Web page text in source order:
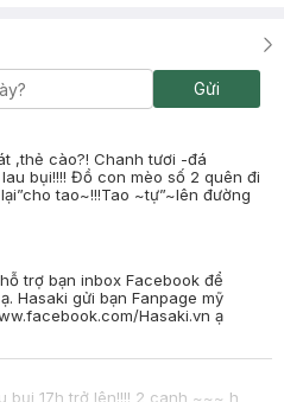
Gửi
,thẻ cào?! Chanh tươi -đá
bụi!!!! Đồ con mèo số 2 quên đi
tao~!!!Tao ~tự”~lên đường
trợ bạn inbox Facebook để
Hasaki gửi bạn Fanpage mỹ
Hasaki.vn ạ
bụi 17h trở lên!!!! 2 canh ~~~ h